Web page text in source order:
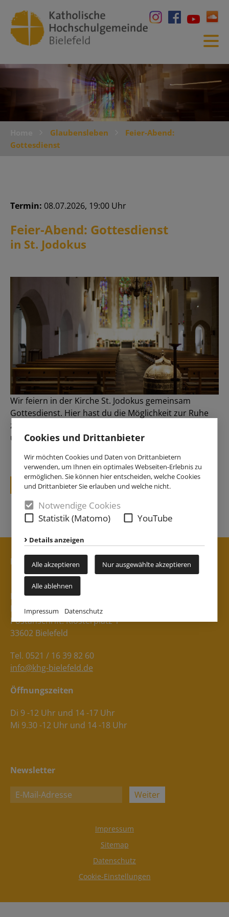
Cookies und Drittanbieter
Wir möchten Cookies und Daten von Drittanbietern
verwenden, um Ihnen ein optimales Webseiten-Erlebnis zu
ermöglichen. Sie können hier entscheiden, welche Cookies
und Drittanbieter Sie erlauben und welche nicht.
Notwendige Cookies
Statistik (Matomo)
YouTube
Details anzeigen
Alle akzeptieren Nur ausgewählte akzeptieren
Alle ablehnen
Impressum Datenschutz
Glaubensleben
Feier-Abend:
Gottesdienst
Termin: 08.07.2026, 19:00 Uhr
Feier-Abend: Gottesdienst
in St. Jodokus
Wir feiern in der Kirche St. Jodokus gemeinsam
Gottesdienst. Hier hast du die Möglichkeit zur Ruhe
zu kommen, deinen Tag in Stille vor Gott zu bringen
und Gemeinschaft zu erfahren.
zurück
Kontakt
Katholische Hochschulgemeinde Bielefeld
Besucheranschrift: Klosterplatz 3
Postanschrift: Klosterplatz 1
33602 Bielefeld
Tel. 0521 / 16 39 82 60
info@khg-bielefeld.de
Öffnungszeiten
Di 9 -12 Uhr und 14 -17 Uhr
Mi 9.30 -12 Uhr und 14 -18 Uhr
Newsletter
Weiter
Impressum
Sitemap
Datenschutz
Cookie-Einstellungen